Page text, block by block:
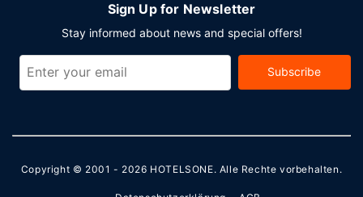
Sign Up for Newsletter
Stay informed about news and special offers!
Subscribe
Copyright © 2001 - 2026 HOTELSONE. Alle Rechte vorbehalten.